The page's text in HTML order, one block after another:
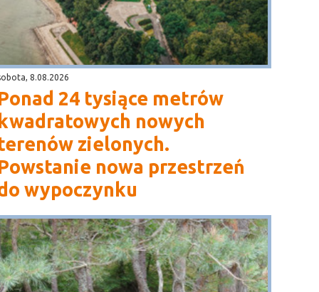
8.08.2026
24 tysiące metrów
kwadratowych nowych
zielonych.
nowa przestrzeń
wypoczynku